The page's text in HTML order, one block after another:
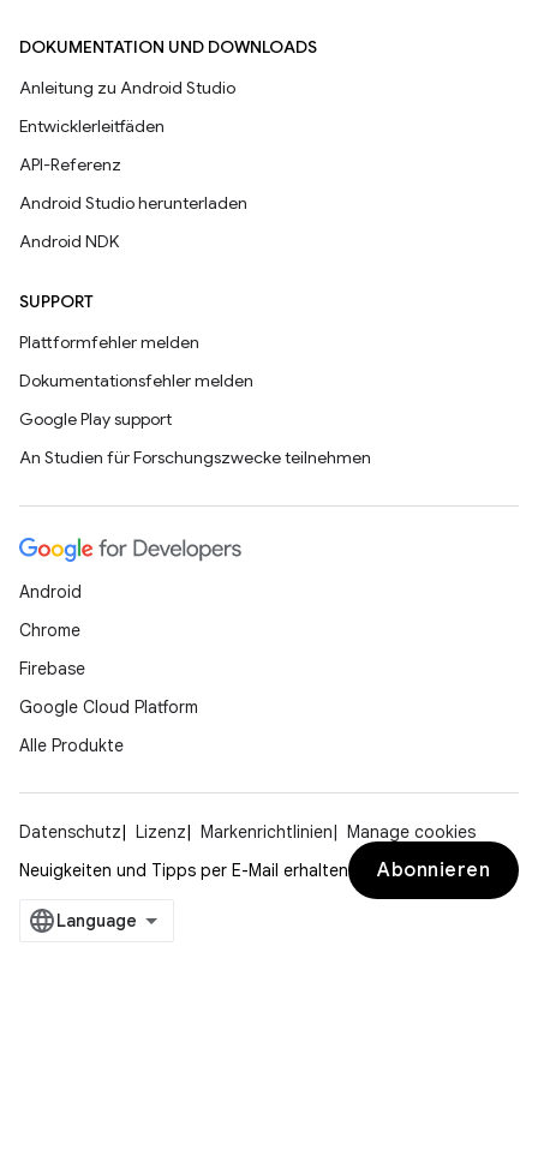
DOKUMENTATION UND DOWNLOADS
Anleitung zu Android Studio
Entwicklerleitfäden
API-Referenz
Android Studio herunterladen
Android NDK
SUPPORT
Plattformfehler melden
Dokumentationsfehler melden
Google Play support
An Studien für Forschungszwecke teilnehmen
Android
Chrome
Firebase
Google Cloud Platform
Alle Produkte
Datenschutz Lizenz Markenrichtlinien
Manage cookies
Neuigkeiten und Tipps per E-Mail erhalten
Abonnieren